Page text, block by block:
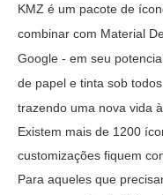
KMZ é um pacote de
combinar com Material
Google - em seu
de papel e tinta sob
trazendo uma nova vida
Existem mais de 1200
customizações fiquem
Para aqueles que